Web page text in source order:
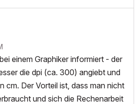
einem Graphiker informiert - der
die dpi (ca. 300) angiebt und
cm. Der Vorteil ist, dass man nicht
und sich die Rechenarbeit